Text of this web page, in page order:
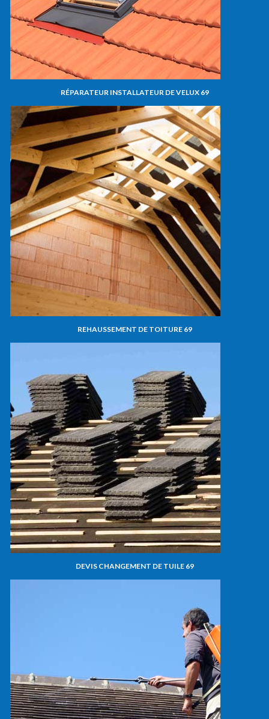
RÉPARATEUR INSTALLATEUR DE VELUX 69
REHAUSSEMENT DE TOITURE 69
DEVIS CHANGEMENT DE TUILE 69